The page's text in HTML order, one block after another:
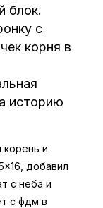
блок.
с
корня в
историю
и
добавил
с неба и
с фдм в